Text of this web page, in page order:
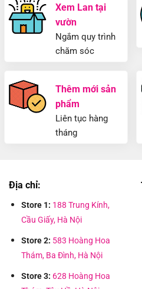
Xem Lan tại
vườn
Ngắm quy trình
chăm sóc
Thêm mới sản
phẩm
Liên tục hàng
tháng
Địa chỉ:
Store 1: 188 Trung Kính,
Cầu Giấy, Hà Nội
Store 2: 583 Hoàng Hoa
Thám, Ba Đình, Hà Nội
Store 3: 628 Hoàng Hoa